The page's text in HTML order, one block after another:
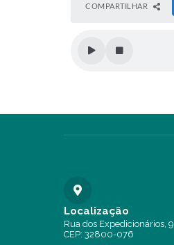
COMPARTILHAR
Localização
Rua dos Expedicionários,
CEP: 32800-076